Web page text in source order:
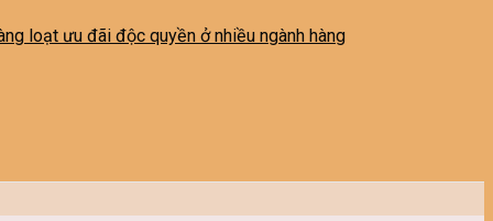
loạt ưu đãi độc quyền ở nhiều ngành hàng